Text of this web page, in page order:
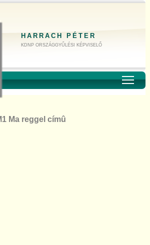
HARRACH PÉTER
KDNP ORSZÁGGYŰLÉSI KÉPVISELŐ
Ma reggel címû